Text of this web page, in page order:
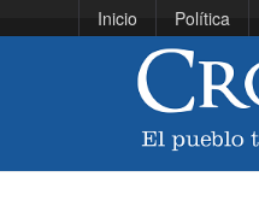
Inicio Política